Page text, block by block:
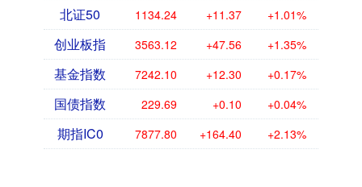
北证50 1134.24 +11.37 +1.01%
创业板指 3563.12 +47.56 +1.35%
基金指数 7242.10 +12.30 +0.17%
国债指数 229.69 +0.10 +0.04%
期指IC0 7877.80 +164.40 +2.13%